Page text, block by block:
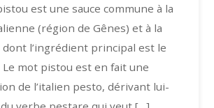
est une sauce commune à la
(région de Gênes) et à la
dont l’ingrédient principal est le
Le mot pistou est en fait une
de l’italien pesto, dérivant lui-